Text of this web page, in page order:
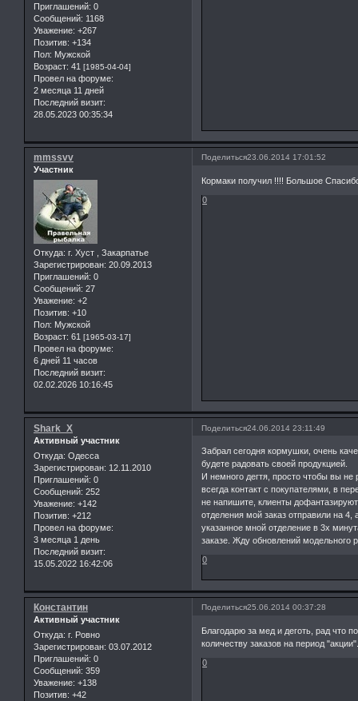
Приглашений: 0
Сообщений: 1168
Уважение: +267
Позитив: +134
Пол: Мужской
Возраст: 41 [1985-04-04]
Провел на форуме:
2 месяца 11 дней
Последний визит:
28.05.2023 00:35:34
Поделиться23.06.2014 17:01:52
mmssvv
Участник
Откуда: г. Хуст , Закарпатье
Зарегистрирован: 20.09.2013
Приглашений: 0
Сообщений: 27
Уважение: +2
Позитив: +10
Пол: Мужской
Возраст: 61 [1965-03-17]
Провел на форуме:
6 дней 11 часов
Последний визит:
02.02.2026 10:16:45
Кормаки получил !!!! Большое
0
Поделиться24.06.2014 23:11:49
Shark_X
Активный участник
Откуда: Одесса
Зарегистрирован: 12.11.2010
Приглашений: 0
Сообщений: 252
Уважение: +142
Позитив: +212
Провел на форуме:
3 месяца 1 день
Последний визит:
15.05.2022 16:42:06
Забрал сегодня кормушки, очень
будете радовать своей продукцией.
И немного дегтя, просто чтобы вы
всегда контакт с покупателями, в
не напишите, клиенты
отделения мой заказ отправили на
указанное мной отделение в 3х
заказе. Жду обновлений модельного
0
Поделиться25.06.2014 00:37:28
Константин
Активный участник
Откуда: г. Ровно
Зарегистрирован: 03.07.2012
Приглашений: 0
Сообщений: 359
Уважение: +138
Позитив: +42
Благодарю за мед и деготь, рад что
количеству заказов на период
0